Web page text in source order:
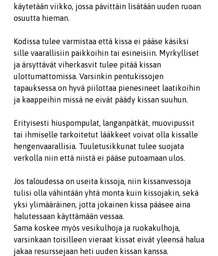
käytetään viikko, jossa pävittäin lisätään uuden ruoan
osuutta hieman.
Kodissa tulee varmistaa että kissa ei pääse käsiksi
sille vaarallisiin paikkoihin tai esineisiin. Myrkylliset
ja ärsyttävät viherkasvit tulee pitää kissan
ulottumattomissa. Varsinkin pentukissojen
tapauksessa on hyvä piilottaa pienesineet laatikoihin
ja kaappeihin missä ne eivät päädy kissan suuhun.
Erityisesti hiuspompulat, langanpätkät, muovipussit
tai ihmiselle tarkoitetut lääkkeet voivat olla kissalle
hengenvaarallisia. Tuuletusikkunat tulee suojata
verkolla niin että niistä ei pääse putoamaan ulos.
Jos taloudessa on useita kissoja, niin kissanvessoja
tulisi olla vähintään yhtä monta kuin kissojakin, sekä
yksi ylimääräinen, jotta jokainen kissa pääsee aina
halutessaan käyttämään vessaa.
Sama koskee myös vesikulhoja ja ruokakulhoja,
varsinkaan toisilleen vieraat kissat eivät yleensä halua
jakaa resurssejaan heti uuden kissan kanssa.